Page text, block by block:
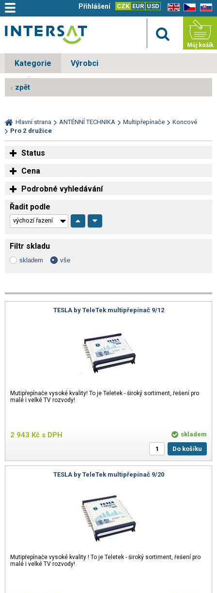
EN CZ SK
CZK EUR USD
Přihlášení
Můj košík
Kategorie Výrobci
zpět
Hlavní strana ANTÉNNÍ TECHNIKA Multipřepínače
Koncové
Pro 2 družice
Status
Cena
Podrobné vyhledávání
Řadit podle
Filtr skladu
skladem vše
TESLA by TeleTek multipřepínač 9/12
Mutipřepínače vysoké kvality! To je Teletek - široký sortiment, řešení pro
malé i velké TV rozvody!
2 943 Kč s DPH
skladem
Do košíku
TESLA by TeleTek multipřepínač 9/20
Mutipřepínače vysoké kvality ! To je Teletek - široký sortiment, řešení pro
malé i velké TV rozvody!